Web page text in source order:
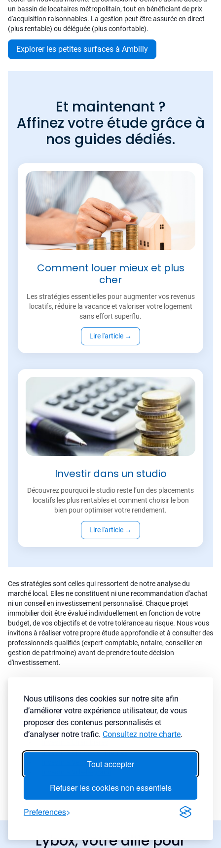
Nous utilisons des cookies sur notre site afin
d’améliorer votre expérience utilisateur, de vous
proposer des contenus personnalisés et
d’analyser notre trafic. Consultez notre charte.
Tout accepter
Refuser les cookies non essentiels
Preferences
un bassin de locataires métropolitain, tout en bénéficiant de prix
d'acquisition raisonnables. La gestion peut être assurée en direct
(plus rentable) ou déléguée (plus confortable).
Explorer les petites surfaces à Ambilly
Et maintenant ?
Affinez votre étude grâce à
nos guides dédiés.
Comment louer mieux et plus
cher
Les stratégies essentielles pour augmenter vos revenus
locatifs, réduire la vacance et valoriser votre logement
sans effort superflu.
Lire l'article →
Investir dans un studio
Découvrez pourquoi le studio reste l’un des placements
locatifs les plus rentables et comment choisir le bon
bien pour optimiser votre rendement.
Lire l'article →
Ces stratégies sont celles qui ressortent de notre analyse du
marché local. Elles ne constituent ni une recommandation d'achat
ni un conseil en investissement personnalisé. Chaque projet
immobilier doit être évalué individuellement en fonction de votre
budget, de vos objectifs et de votre tolérance au risque. Nous vous
invitons à réaliser votre propre étude approfondie et à consulter des
professionnels qualifiés (expert-comptable, notaire, conseiller en
gestion de patrimoine) avant de prendre toute décision
d'investissement.
Où investir à proximité
de Ambilly
Investir à Monnetier-mornex
Investir à Vetraz-monthoux
Lybox, votre allié pour